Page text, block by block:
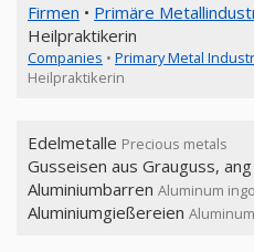
Firmen • Primäre
Heilpraktikerin
Companies • Primary Metal
Heilpraktikerin
Edelmetalle Precious metals
Gusseisen aus Grauguss, ang
Aluminiumbarren Aluminum
Aluminiumgießereien